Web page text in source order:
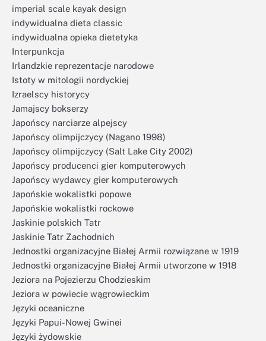
imperial scale kayak design
indywidualna dieta classic
indywidualna opieka dietetyka
Interpunkcja
Irlandzkie reprezentacje narodowe
Istoty w mitologii nordyckiej
Izraelscy historycy
Jamajscy bokserzy
Japońscy narciarze alpejscy
Japońscy olimpijczycy (Nagano 1998)
Japońscy olimpijczycy (Salt Lake City 2002)
Japońscy producenci gier komputerowych
Japońscy wydawcy gier komputerowych
Japońskie wokalistki popowe
Japońskie wokalistki rockowe
Jaskinie polskich Tatr
Jaskinie Tatr Zachodnich
Jednostki organizacyjne Białej Armii rozwiązane w 1919
Jednostki organizacyjne Białej Armii utworzone w 1918
Jeziora na Pojezierzu Chodzieskim
Jeziora w powiecie wągrowieckim
Języki oceaniczne
Języki Papui-Nowej Gwinei
Języki żydowskie